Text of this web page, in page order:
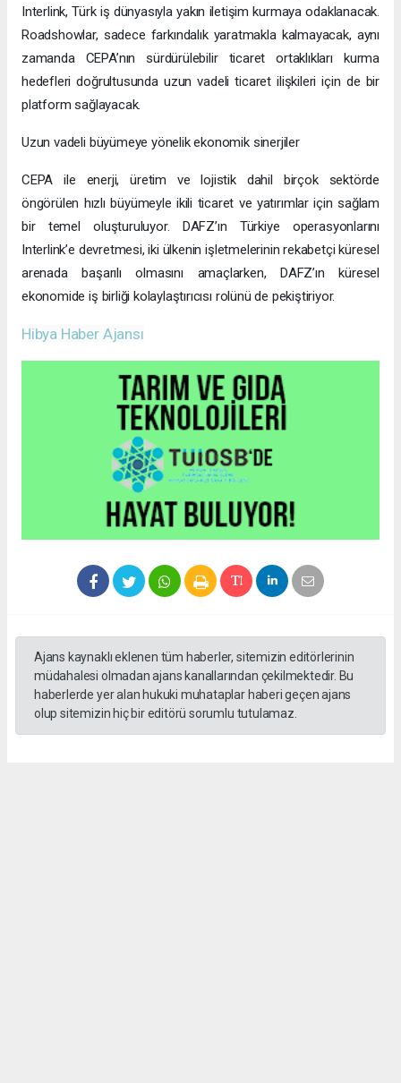
Interlink, Türk iş dünyasıyla yakın iletişim kurmaya odaklanacak.
Roadshowlar, sadece farkındalık yaratmakla kalmayacak, aynı
zamanda CEPA’nın sürdürülebilir ticaret ortaklıkları kurma
hedefleri doğrultusunda uzun vadeli ticaret ilişkileri için de bir
platform sağlayacak.
Uzun vadeli büyümeye yönelik ekonomik sinerjiler
CEPA ile enerji, üretim ve lojistik dahil birçok sektörde
öngörülen hızlı büyümeyle ikili ticaret ve yatırımlar için sağlam
bir temel oluşturuluyor. DAFZ’ın Türkiye operasyonlarını
Interlink’e devretmesi, iki ülkenin işletmelerinin rekabetçi küresel
arenada başarılı olmasını amaçlarken, DAFZ’ın küresel
ekonomide iş birliği kolaylaştırıcısı rolünü de pekiştiriyor.
Hibya Haber Ajansı
Ajans kaynaklı eklenen tüm haberler, sitemizin editörlerinin
müdahalesi olmadan ajans kanallarından çekilmektedir. Bu
haberlerde yer alan hukuki muhataplar haberi geçen ajans
olup sitemizin hiç bir editörü sorumlu tutulamaz.